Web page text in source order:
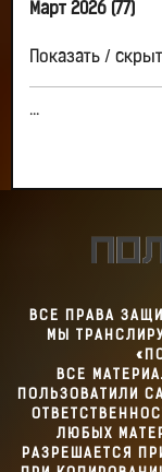
Март 2026 (77)
Показать /
...
ВСЕ ПРАВА
МЫ
ВСЕ
ПОЛЬЗОВАТИЛИ
ЛЮБЫХ
РАЗРЕШАЕТСЯ